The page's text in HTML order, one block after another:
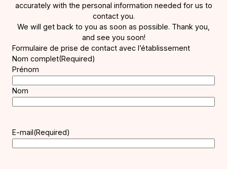
accurately with the personal information needed for us to
contact you.
We will get back to you as soon as possible. Thank you,
and see you soon!
Formulaire de prise de contact avec l’établissement
Nom complet(Required)
Prénom
Nom
E-mail(Required)